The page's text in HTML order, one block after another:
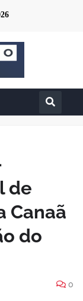
de
Canaã
do
0